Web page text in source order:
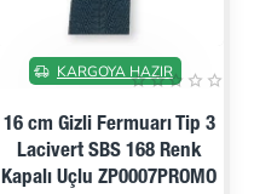
İNDIRIMDE
KARGOYA HAZIR
16 cm Gizli Fermuarı Tip 3
Lacivert SBS 168 Renk
Kapalı Uçlu ZP0007PROMO